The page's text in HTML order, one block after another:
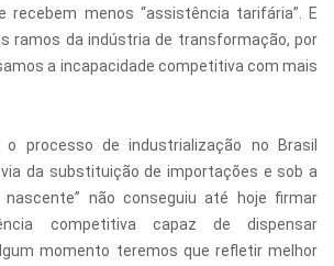
recebem menos “assistência tarifária”. E
ramos da indústria de transformação, por
a incapacidade competitiva com mais
processo de industrialização no Brasil
da substituição de importações e sob a
nascente” não conseguiu até hoje firmar
competitiva capaz de dispensar
momento teremos que refletir melhor